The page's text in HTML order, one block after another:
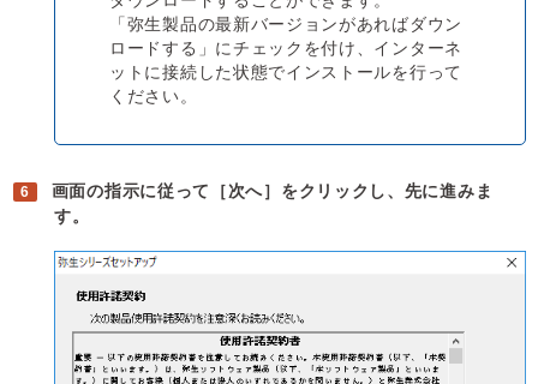
「弥生製品の最新バージョンがあればダウン
ロードする」にチェックを付け、インターネ
ットに接続した状態でインストールを行って
ください。
画面の指示に従って［次へ］をクリックし、先に進みま
す。